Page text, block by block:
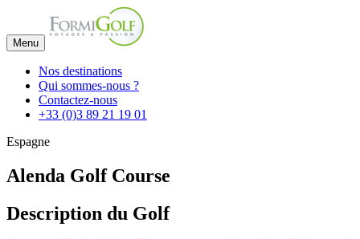
Menu
Nos destinations
Qui sommes-nous ?
Contactez-nous
+33 (0)3 89 21 19 01
Espagne
Alenda Golf Course
Description du Golf